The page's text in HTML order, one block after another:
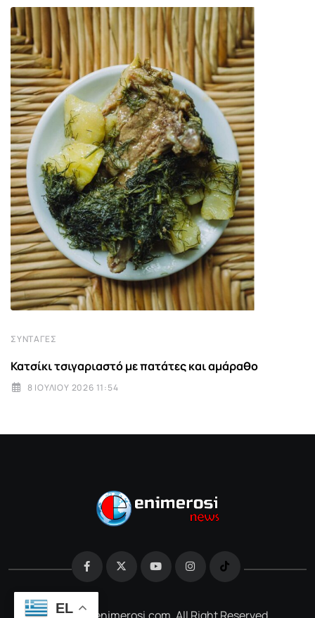
ΣΥΝΤΑΓΈΣ
Κατσίκι τσιγαριαστό με πατάτες και αμάραθο
8 ΙΟΥΛΊΟΥ 2026 11:54
EL